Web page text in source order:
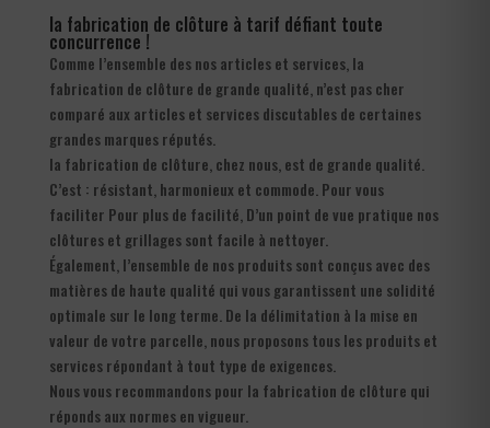
la fabrication de clôture à tarif défiant toute
concurrence !
Comme l’ensemble des nos articles et services, la
fabrication de clôture de grande qualité, n’est pas cher
comparé aux articles et services discutables de certaines
grandes marques réputés.
la fabrication de clôture, chez nous, est de grande qualité.
C’est : résistant, harmonieux et commode. Pour vous
faciliter Pour plus de facilité, D’un point de vue pratique nos
clôtures et grillages sont facile à nettoyer.
Également, l’ensemble de nos produits sont conçus avec des
matières de haute qualité qui vous garantissent une solidité
optimale sur le long terme. De la délimitation à la mise en
valeur de votre parcelle, nous proposons tous les produits et
services répondant à tout type de exigences.
Nous vous recommandons pour la fabrication de clôture qui
réponds aux normes en vigueur.